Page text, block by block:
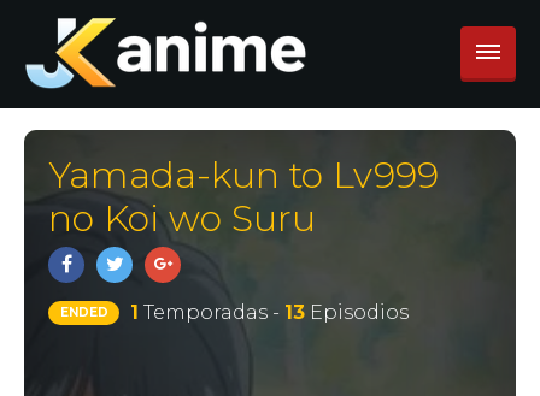
Yamada-kun to Lv999
no Koi wo Suru
ENDED 1 Temporadas - 13Episodios